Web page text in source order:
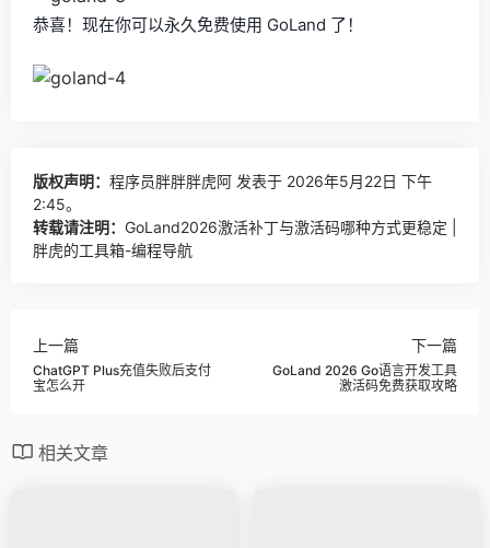
恭喜！现在你可以永久免费使用 GoLand 了！
版权声明： 程序员胖胖胖虎阿 发表于 2026年5月22日 下午
2:45。
转载请注明： GoLand2026激活补丁与激活码哪种方式更稳定 |
胖虎的工具箱-编程导航
上一篇
ChatGPT Plus充值失败后支付
宝怎么开
下一篇
GoLand 2026 Go语言开发工具
激活码免费获取攻略
相关文章